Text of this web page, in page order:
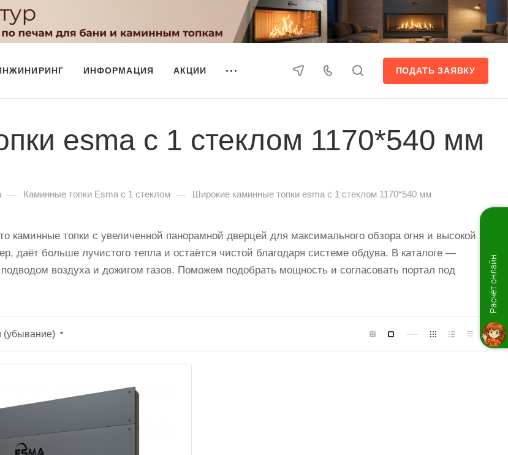
ИНФОРМАЦИЯ АКЦИИ ПОДАТЬ ЗАЯВКУ
esma с 1 стеклом 1170*540 мм
— Каминные топки Esma с 1 стеклом — Широкие каминные топки esma с 1 стеклом 1170*540 мм
топки с увеличенной панорамной дверцей для максимального обзора огня и высокой
даёт больше лучистого тепла и остаётся чистой благодаря системе обдува. В каталоге —
воздуха и дожигом газов. Поможем подобрать мощность и согласовать портал под
(убывание)
Расчёт онлайн